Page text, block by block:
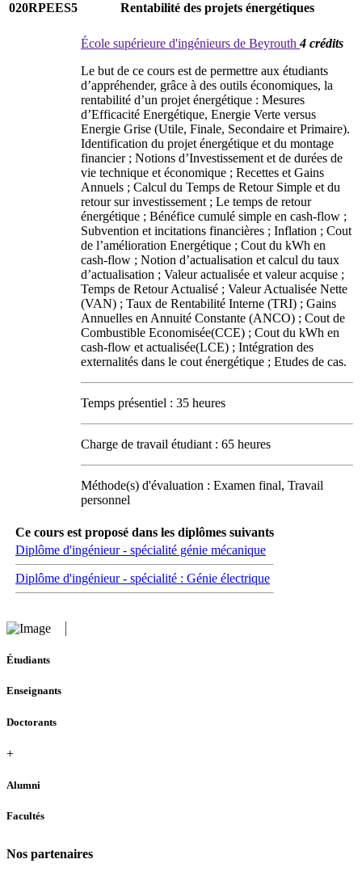
020RPEES5 Rentabilité des projets énergétiques
École supérieure d'ingénieurs de Beyrouth4 crédits
Le but de ce cours est de permettre aux étudiants
d’appréhender, grâce à des outils économiques, la
rentabilité d’un projet énergétique : Mesures
d’Efficacité Energétique, Energie Verte versus
Energie Grise (Utile, Finale, Secondaire et Primaire).
Identification du projet énergétique et du montage
financier ; Notions d’Investissement et de durées de
vie technique et économique ; Recettes et Gains
Annuels ; Calcul du Temps de Retour Simple et du
retour sur investissement ; Le temps de retour
énergétique ; Bénéfice cumulé simple en cash-flow ;
Subvention et incitations financières ; Inflation ; Cout
de l’amélioration Energétique ; Cout du kWh en
cash-flow ; Notion d’actualisation et calcul du taux
d’actualisation ; Valeur actualisée et valeur acquise ;
Temps de Retour Actualisé ; Valeur Actualisée Nette
(VAN) ; Taux de Rentabilité Interne (TRI) ; Gains
Annuelles en Annuité Constante (ANCO) ; Cout de
Combustible Economisée(CCE) ; Cout du kWh en
cash-flow et actualisée(LCE) ; Intégration des
externalités dans le cout énergétique ; Etudes de cas.
Temps présentiel : 35 heures
Charge de travail étudiant : 65 heures
Méthode(s) d'évaluation : Examen final, Travail
personnel
Ce cours est proposé dans les diplômes suivants
Diplôme d'ingénieur - spécialité génie mécanique
Diplôme d'ingénieur - spécialité : Génie électrique
Étudiants
Enseignants
Doctorants
+
Alumni
Facultés
Nos partenaires